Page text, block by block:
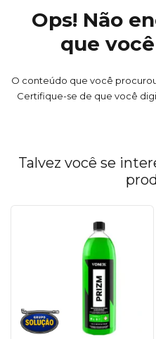
Ops! Não
que
O conteúdo que você
Certifique-se de que você
Talvez você se